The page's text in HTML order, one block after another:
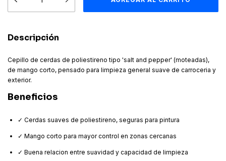
Descripción
Cepillo de cerdas de poliestireno tipo 'salt and pepper' (moteadas),
de mango corto, pensado para limpieza general suave de carroceria y
exterior.
Beneficios
✓ Cerdas suaves de poliestireno, seguras para pintura
✓ Mango corto para mayor control en zonas cercanas
✓ Buena relacion entre suavidad y capacidad de limpieza